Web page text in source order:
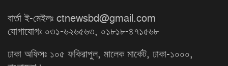
বার্তা ই-মেইলঃ ctnewsbd@gmail.com
যোগাযোগঃ ০৩১-৬২৬৫৬৩, ০১৮১৮-৪৭১৫৬৮
ঢাকা অফিসঃ ১০৫ ফকিরাপুল, মালেক মার্কেট, ঢাকা-১০০০,